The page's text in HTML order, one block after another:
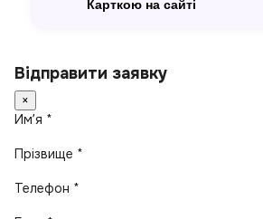
Карткою на сайті
Відправити заявку
×
Имʼя *
Прізвище *
Телефон *